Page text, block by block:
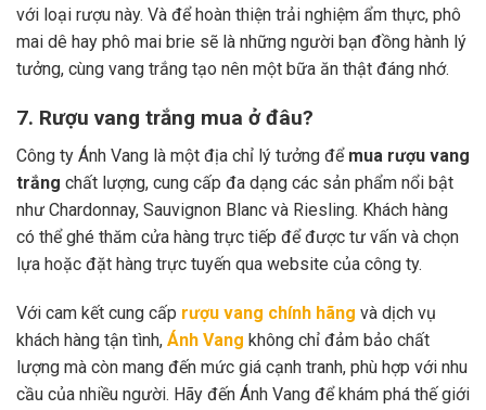
với loại rượu này. Và để hoàn thiện trải nghiệm ẩm thực, phô
mai dê hay phô mai brie sẽ là những người bạn đồng hành lý
tưởng, cùng vang trắng tạo nên một bữa ăn thật đáng nhớ.
7. Rượu vang trắng mua ở đâu?
Công ty Ánh Vang là một địa chỉ lý tưởng để mua rượu vang
trắng chất lượng, cung cấp đa dạng các sản phẩm nổi bật
như Chardonnay, Sauvignon Blanc và Riesling. Khách hàng
có thể ghé thăm cửa hàng trực tiếp để được tư vấn và chọn
lựa hoặc đặt hàng trực tuyến qua website của công ty.
Với cam kết cung cấp rượu vang chính hãng và dịch vụ
khách hàng tận tình, Ánh Vang không chỉ đảm bảo chất
lượng mà còn mang đến mức giá cạnh tranh, phù hợp với nhu
cầu của nhiều người. Hãy đến Ánh Vang để khám phá thế giới